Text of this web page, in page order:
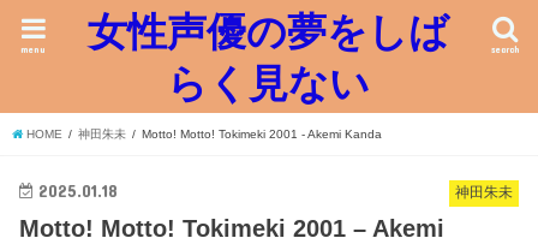
女性声優の夢をしば
らく見ない
search
menu
HOME 神田朱未 Motto! Motto! Tokimeki 2001 - Akemi Kanda
神田朱未
2025.01.18
Motto! Motto! Tokimeki 2001 – Akemi